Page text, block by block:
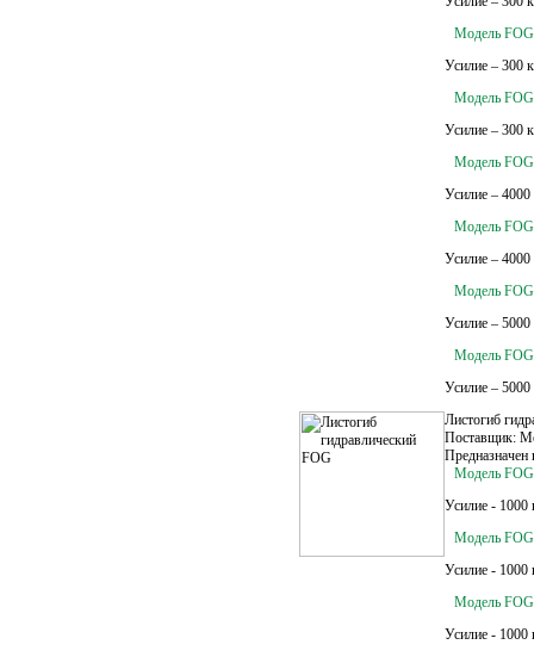
Модель
Усилие – 300
Модель
Усилие – 300
Модель
Усилие –
Модель
Усилие –
Модель
Усилие –
Модель
Усилие –
Листогиб
Поставщик:
Предназначен
Модель
Усилие - 1000
Модель
Усилие - 1000
Модель
Усилие - 1000